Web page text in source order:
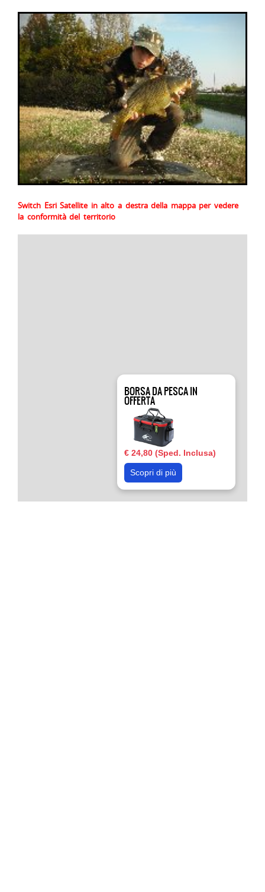
Switch Esri Satellite in alto a destra della mappa per vedere
la conformità del territorio
BORSA DA PESCA IN
OFFERTA
€ 24,80 (Sped. Inclusa)
Scopri di più